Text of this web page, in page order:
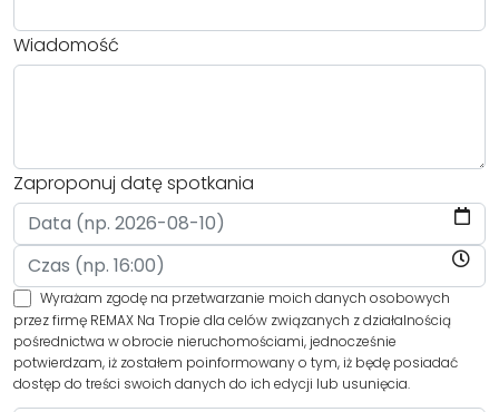
Wiadomość
Zaproponuj datę spotkania
Wyrażam zgodę na przetwarzanie moich danych osobowych
przez firmę REMAX Na Tropie dla celów związanych z działalnością
pośrednictwa w obrocie nieruchomościami, jednocześnie
potwierdzam, iż zostałem poinformowany o tym, iż będę posiadać
dostęp do treści swoich danych do ich edycji lub usunięcia.